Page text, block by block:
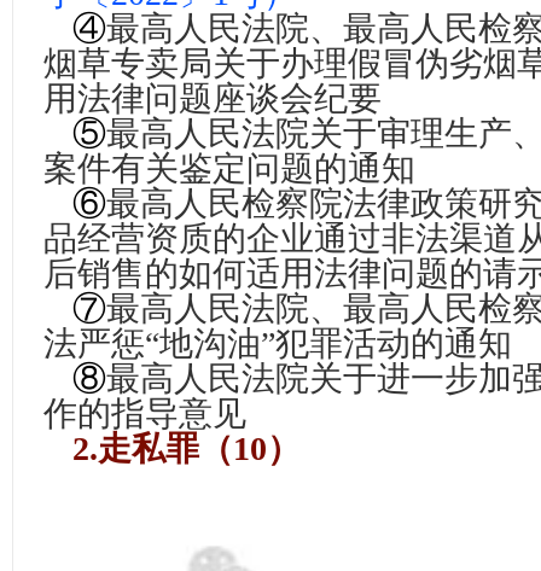
④最高人民法院、最高人民检
烟草专卖局关于办理假冒伪劣烟
用法律问题座谈会纪要
⑤最高人民法院关于审理生产
案件有关鉴定问题的通知
⑥最高人民检察院法律政策研
品经营资质的企业通过非法渠道
后销售的如何适用法律问题的请
⑦最高人民法院、最高人民检
法严惩“地沟油”犯罪活动的通知
⑧最高人民法院关于进一步加
作的指导意见
2.走私罪（10）